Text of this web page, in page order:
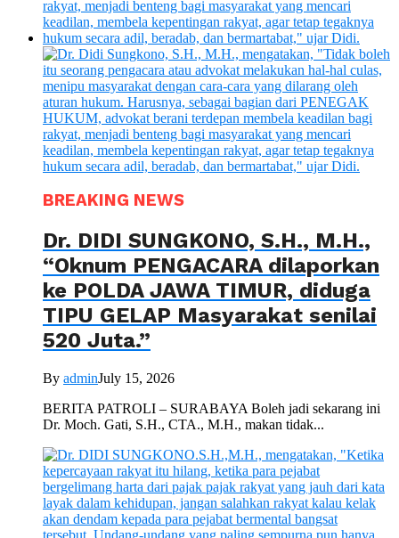
BREAKING NEWS
Dr. DIDI SUNGKONO, S.H., M.H.,
“Oknum PENGACARA dilaporkan
ke POLDA JAWA TIMUR, diduga
TIPU GELAP Masyarakat senilai
520 Juta.”
By adminJuly 15, 2026
BERITA PATROLI – SURABAYA Boleh jadi sekarang ini
Dr. Moch. Gati, S.H., CTA., M.H., makan tidak...